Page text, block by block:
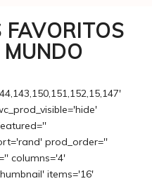
prod_order=''
columns='4'
items='16'